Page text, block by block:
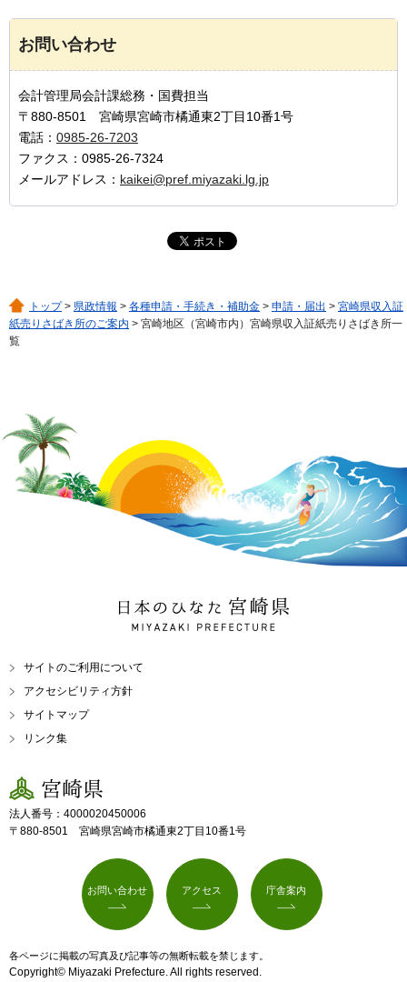
お問い合わせ
会計管理局会計課総務・国費担当
〒880-8501 宮崎県宮崎市橘通東2丁目10番1号
電話： 0985-26-7203
ファクス：0985-26-7324
メールアドレス： kaikei@pref.miyazaki.lg.jp
トップ> 県政情報 > 各種申請・手続き・補助金 > 申請・届出 > 宮崎県収入証
紙売りさばき所のご案内 > 宮崎地区（宮崎市内）宮崎県収入証紙売りさばき所一
覧
日本のひなた 宮崎県
MIYAZAKI PREFECTURE
サイトのご利用について
アクセシビリティ方針
サイトマップ
リンク集
宮崎県
法人番号：4000020450006
〒880-8501 宮崎県宮崎市橘通東2丁目10番1号
お問い合わせ アクセス 庁舎案内
各ページに掲載の写真及び記事等の無断転載を禁じます。
Copyright© Miyazaki Prefecture. All rights reserved.